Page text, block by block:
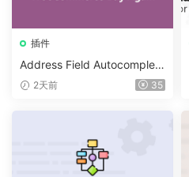
插件
Address Field Autocomplete
For WooCommerce v1.3.2
2天前 35